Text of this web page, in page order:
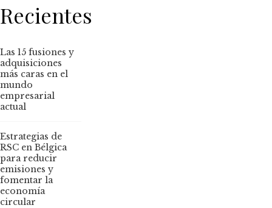
Recientes
Las 15 fusiones y
adquisiciones
más caras en el
mundo
empresarial
actual
Estrategias de
RSC en Bélgica
para reducir
emisiones y
fomentar la
economía
circular